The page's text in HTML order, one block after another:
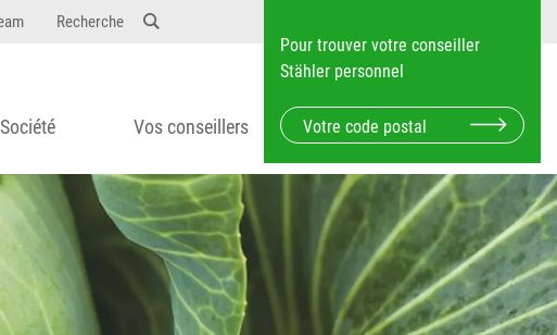
Recherche
Pour trouver votre conseiller
Stähler personnel
Société Vos conseillers